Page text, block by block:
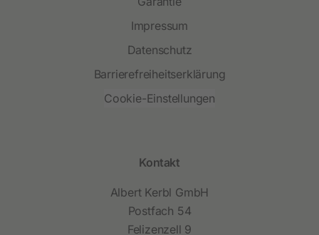
Impressum
Datenschutz
Barrierefreiheitserklärung
Cookie-Einstellungen
Kontakt
Albert Kerbl GmbH
Postfach 54
Felizenzell 9